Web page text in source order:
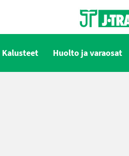
Kalusteet Huolto ja varaosat